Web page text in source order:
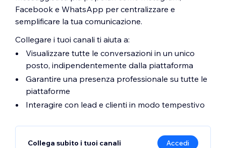
Facebook e WhatsApp per centralizzare e
semplificare la tua comunicazione.
Collegare i tuoi canali ti aiuta a:
Visualizzare tutte le conversazioni in un unico
posto, indipendentemente dalla piattaforma
Garantire una presenza professionale su tutte le
piattaforme
Interagire con lead e clienti in modo tempestivo
Collega subito i tuoi canali Accedi